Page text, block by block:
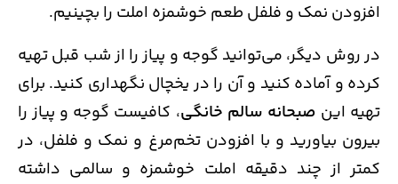
افزودن نمک و فلفل طعم خوشمزه املت را بچینیم.
در روش دیگر، می‌توانید گوجه و پیاز را از شب قبل تهیه
کرده و آماده کنید و آن را در یخچال نگهداری کنید. برای
تهیه این صبحانه سالم خانگی، کافیست گوجه و پیاز را
بیرون بیاورید و با افزودن تخم‌مرغ و نمک و فلفل، در
کمتر از چند دقیقه املت خوشمزه و سالمی داشته